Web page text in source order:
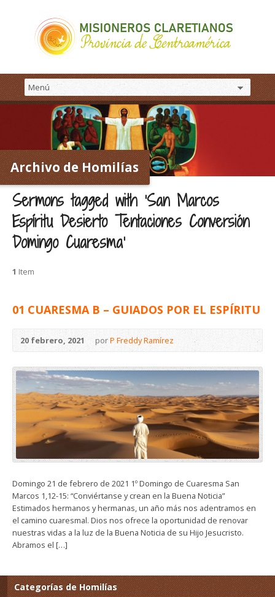
Archivo de Homilías
Sermons tagged with ‘San Marcos
Espíritu Desierto Tentaciones Conversión
Domingo Cuaresma’
1 Item
01 CUARESMA B – GUIADOS POR EL ESPÍRITU
20 febrero, 2021 porP Freddy Ramírez
Domingo 21 de febrero de 2021 1º Domingo de Cuaresma San
Marcos 1,12-15: “Conviértanse y crean en la Buena Noticia”
Estimados hermanos y hermanas, un año más nos adentramos en
el camino cuaresmal. Dios nos ofrece la oportunidad de renovar
nuestras vidas a la luz de la Buena Noticia de su Hijo Jesucristo.
Abramos el […]
Categorías de Homilías